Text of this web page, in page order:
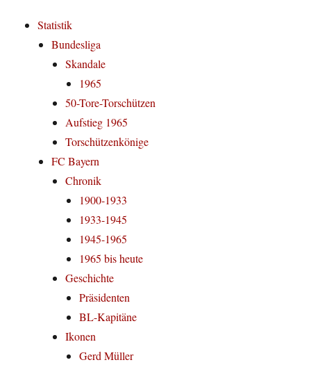
Statistik
Bundesliga
Skandale
1965
50-Tore-Torschützen
Aufstieg 1965
Torschützenkönige
FC Bayern
Chronik
1900-1933
1933-1945
1945-1965
1965 bis heute
Geschichte
Präsidenten
BL-Kapitäne
Ikonen
Gerd Müller